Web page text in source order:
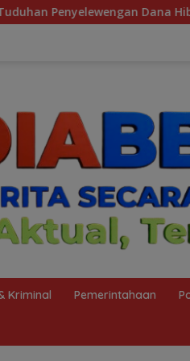
Ketua KONI Palembang:
Kriminal Pemerintahaan